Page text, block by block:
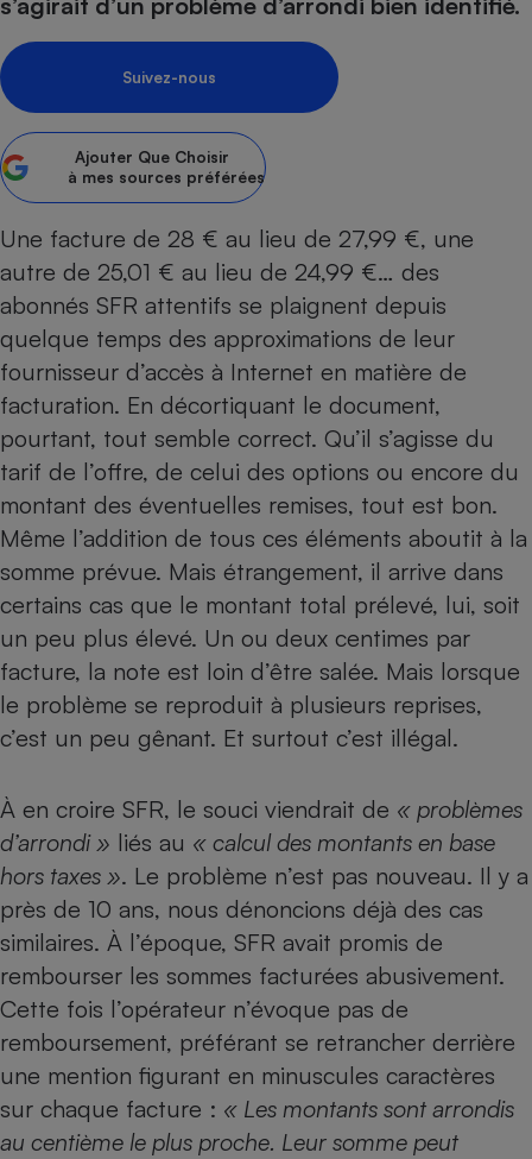
Suivez-nous
Ajouter Que Choisir
à mes sources préférées
Une facture de 28 € au lieu de 27,99 €, une
autre de 25,01 € au lieu de 24,99 €… des
abonnés SFR attentifs se plaignent depuis
quelque temps des approximations de leur
fournisseur d’accès à Internet en matière de
facturation. En décortiquant le document,
pourtant, tout semble correct. Qu’il s’agisse du
tarif de l’offre, de celui des options ou encore du
montant des éventuelles remises, tout est bon.
Même l’addition de tous ces éléments aboutit à la
somme prévue. Mais étrangement, il arrive dans
certains cas que le montant total prélevé, lui, soit
un peu plus élevé. Un ou deux centimes par
facture, la note est loin d’être salée. Mais lorsque
le problème se reproduit à plusieurs reprises,
c’est un peu gênant. Et surtout c’est illégal.
À en croire SFR, le souci viendrait de « problèmes
d’arrondi » liés au « calcul des montants en base
hors taxes ». Le problème n’est pas nouveau. Il y a
près de 10 ans, nous dénoncions déjà des cas
similaires. À l’époque, SFR avait promis de
rembourser les sommes facturées abusivement.
Cette fois l’opérateur n’évoque pas de
remboursement, préférant se retrancher derrière
une mention figurant en minuscules caractères
sur chaque facture : « Les montants sont arrondis
au centième le plus proche. Leur somme peut
Sécurité - Hygiène
Supermarché - Drive
Complément
alimentaire
Assurance
Banque - Crédit
Epargne - Fiscalité
Mutuelle
Assurance emprunteur
Banque
Circulation routière
Contrôle technique -
Pièce détachée
Comparateur auto
Comparatif climatiseur
Comparatif aspirateur
Comparatif aspirateur
Comparatif cafetière
Comparatif robot cuiseur
Comparatif centrale
Gros électroménager
Petit électroménager -
Lave-linge
Plaque de cuisson à
induction
Électricité - Gaz
Comparatif ordinateur
Comparatif ultrabook
Comparatif tablette
Image et son
Informatique
Internet
Téléphonie
Téléviseur
Téléphone mobile -
Smartphone
Crédit immobilier
Aménagement
Bricolage - Jardinage
Chauffage
Produit d'entretien
Sécurité domestique
Radiateur électrique
Hygiène - Beauté
Maladie - Médecine -
Système de santé -
Mutuelle
Antimoustique
Maison de retraite
Retraite
Choisir son fioul
Choisir son pellet
Comparateur assurance emprunteur
Energie Moins Chère Ensemble
Tous les comparateurs
Toutes les cartes interactives
Speedtest - Testez le débit de votre
connexion Internet